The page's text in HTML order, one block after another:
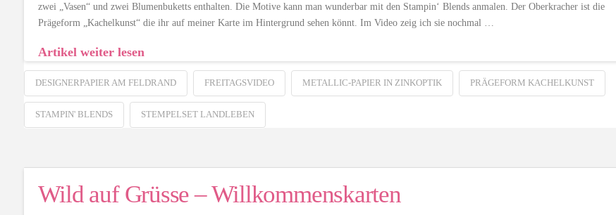
zwei „Vasen“ und zwei Blumenbuketts enthalten. Die Motive kann man wunderbar mit den Stampin‘ Blends anmalen. Der Oberkracher ist die
Prägeform „Kachelkunst“ die ihr auf meiner Karte im Hintergrund sehen könnt. Im Video zeig ich sie nochmal …
Artikel weiter lesen
DESIGNERPAPIER AM FELDRAND FREITAGSVIDEO METALLIC-PAPIER IN ZINKOPTIK PRÄGEFORM KACHELKUNST
STAMPIN' BLENDS STEMPELSET LANDLEBEN
Wild auf Grüsse – Willkommenskarten